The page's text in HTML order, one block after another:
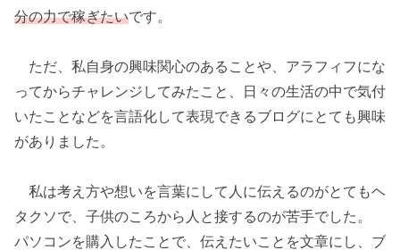
分の力で稼ぎたいです。
ただ、私自身の興味関心のあることや、アラフィフにな
ってからチャレンジしてみたこと、日々の生活の中で気付
いたことなどを言語化して表現できるブログにとても興味
がありました。
私は考え方や想いを言葉にして人に伝えるのがとてもヘ
タクソで、子供のころから人と接するのが苦手でした。
パソコンを購入したことで、伝えたいことを文章にし、ブ